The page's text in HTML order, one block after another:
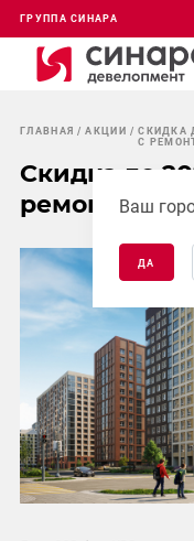
ГРУППА СИНАРА
Ваш
ДА
ГЛАВНАЯ АКЦИИ
СКИДКА
С
Скидка до
ремонтом